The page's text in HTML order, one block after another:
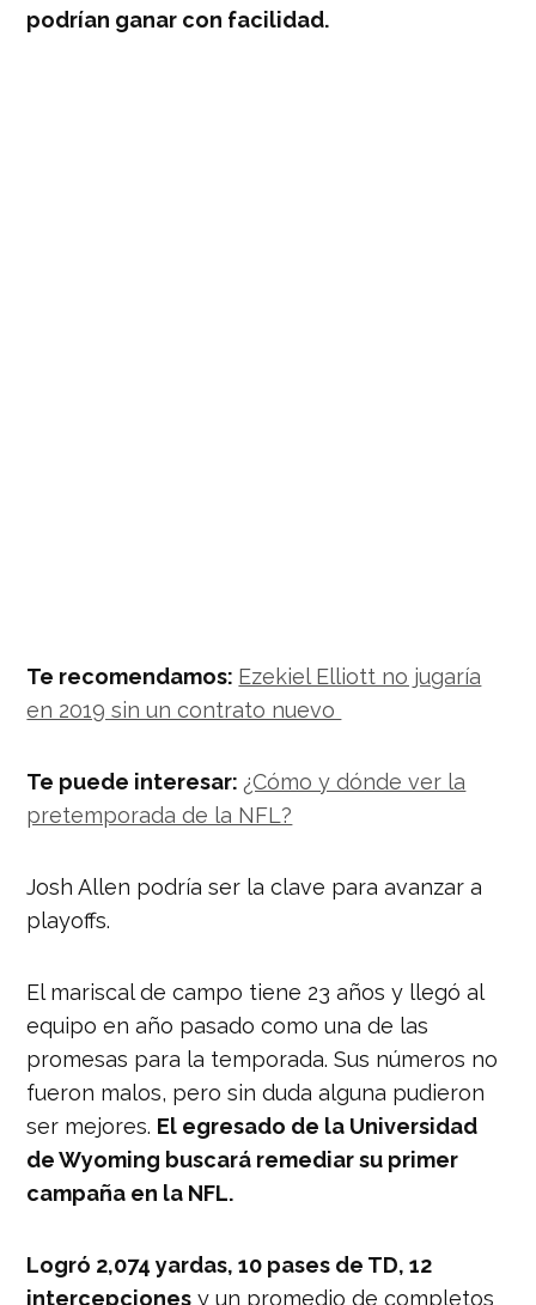
podrían ganar con facilidad.
Te recomendamos: Ezekiel Elliott no jugaría
en 2019 sin un contrato nuevo
Te puede interesar: ¿Cómo y dónde ver la
pretemporada de la NFL?
Josh Allen podría ser la clave para avanzar a
playoffs.
El mariscal de campo tiene 23 años y llegó al
equipo en año pasado como una de las
promesas para la temporada. Sus números no
fueron malos, pero sin duda alguna pudieron
ser mejores. El egresado de la Universidad
de Wyoming buscará remediar su primer
campaña en la NFL.
Logró 2,074 yardas, 10 pases de TD, 12
intercepciones y un promedio de completos